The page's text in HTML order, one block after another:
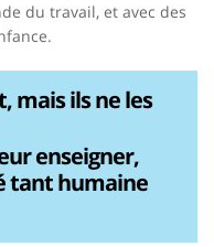
du travail, et avec des
mais ils ne les
enseigner,
tant humaine